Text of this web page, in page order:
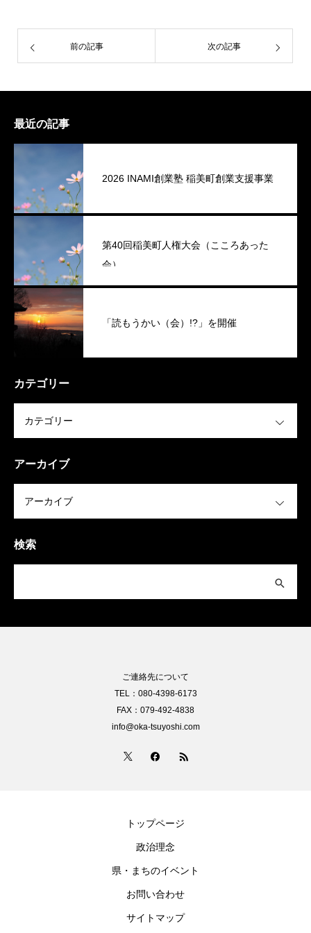
前の記事 次の記事
最近の記事
2026 INAMI創業塾 稲美町創業支援事業
第40回稲美町人権大会（こころあった
会）
「読もうかい（会）!?」を開催
カテゴリー
アーカイブ
検索
ご連絡先について
TEL：080-4398-6173
FAX：079-492-4838
info@oka-tsuyoshi.com
トップページ
政治理念
県・まちのイベント
お問い合わせ
サイトマップ